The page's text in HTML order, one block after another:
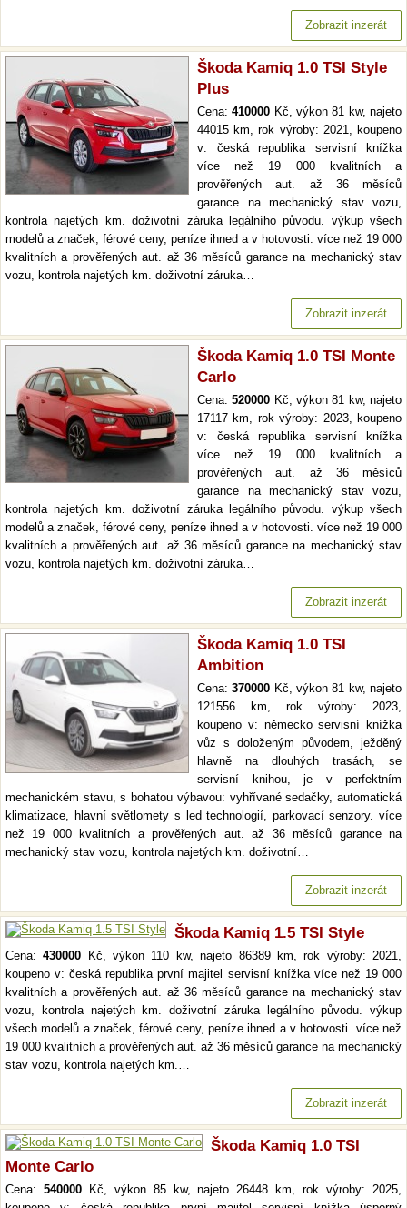
Zobrazit inzerát
Škoda Kamiq 1.0 TSI Style
Plus
Cena:410000 Kč, výkon 81 kw, najeto
44015 km, rok výroby: 2021, koupeno
v: česká republika servisní knížka
více než 19 000 kvalitních a
prověřených aut. až 36 měsíců
garance na mechanický stav vozu,
kontrola najetých km. doživotní záruka legálního původu. výkup všech
modelů a značek, férové ceny, peníze ihned a v hotovosti. více než 19 000
kvalitních a prověřených aut. až 36 měsíců garance na mechanický stav
vozu, kontrola najetých km. doživotní záruka…
Zobrazit inzerát
Škoda Kamiq 1.0 TSI Monte
Carlo
Cena:520000 Kč, výkon 81 kw, najeto
17117 km, rok výroby: 2023, koupeno
v: česká republika servisní knížka
více než 19 000 kvalitních a
prověřených aut. až 36 měsíců
garance na mechanický stav vozu,
kontrola najetých km. doživotní záruka legálního původu. výkup všech
modelů a značek, férové ceny, peníze ihned a v hotovosti. více než 19 000
kvalitních a prověřených aut. až 36 měsíců garance na mechanický stav
vozu, kontrola najetých km. doživotní záruka…
Zobrazit inzerát
Škoda Kamiq 1.0 TSI
Ambition
Cena:370000 Kč, výkon 81 kw, najeto
121556 km, rok výroby: 2023,
koupeno v: německo servisní knížka
vůz s doloženým původem, ježděný
hlavně na dlouhých trasách, se
servisní knihou, je v perfektním
mechanickém stavu, s bohatou výbavou: vyhřívané sedačky, automatická
klimatizace, hlavní světlomety s led technologií, parkovací senzory. více
než 19 000 kvalitních a prověřených aut. až 36 měsíců garance na
mechanický stav vozu, kontrola najetých km. doživotní…
Zobrazit inzerát
Škoda Kamiq 1.5 TSI Style
Cena:430000 Kč, výkon 110 kw, najeto 86389 km, rok výroby: 2021,
koupeno v: česká republika první majitel servisní knížka více než 19 000
kvalitních a prověřených aut. až 36 měsíců garance na mechanický stav
vozu, kontrola najetých km. doživotní záruka legálního původu. výkup
všech modelů a značek, férové ceny, peníze ihned a v hotovosti. více než
19 000 kvalitních a prověřených aut. až 36 měsíců garance na mechanický
stav vozu, kontrola najetých km.…
Zobrazit inzerát
Škoda Kamiq 1.0 TSI
Monte Carlo
Cena: 540000Kč, výkon 85 kw, najeto 26448 km, rok výroby: 2025,